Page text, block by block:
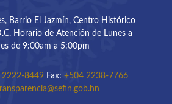
Barrio El Jazmín, Centro Histórico
Horario de Atención de Lunes a
de 9:00am a 5:00pm
2222-8449Fax: +504 2238-7766